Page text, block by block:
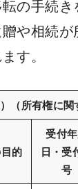
の手続
や相続
す。
（所有権に関
的
受付
日・受
号